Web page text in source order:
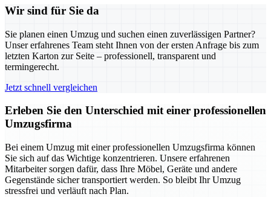
Wir sind für Sie da
Sie planen einen Umzug und suchen einen zuverlässigen Partner?
Unser erfahrenes Team steht Ihnen von der ersten Anfrage bis zum
letzten Karton zur Seite – professionell, transparent und
termingerecht.
Jetzt schnell vergleichen
Erleben Sie den Unterschied mit einer professionellen
Umzugsfirma
Bei einem Umzug mit einer professionellen Umzugsfirma können
Sie sich auf das Wichtige konzentrieren. Unsere erfahrenen
Mitarbeiter sorgen dafür, dass Ihre Möbel, Geräte und andere
Gegenstände sicher transportiert werden. So bleibt Ihr Umzug
stressfrei und verläuft nach Plan.